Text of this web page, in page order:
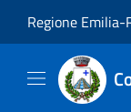
Regione Emilia-